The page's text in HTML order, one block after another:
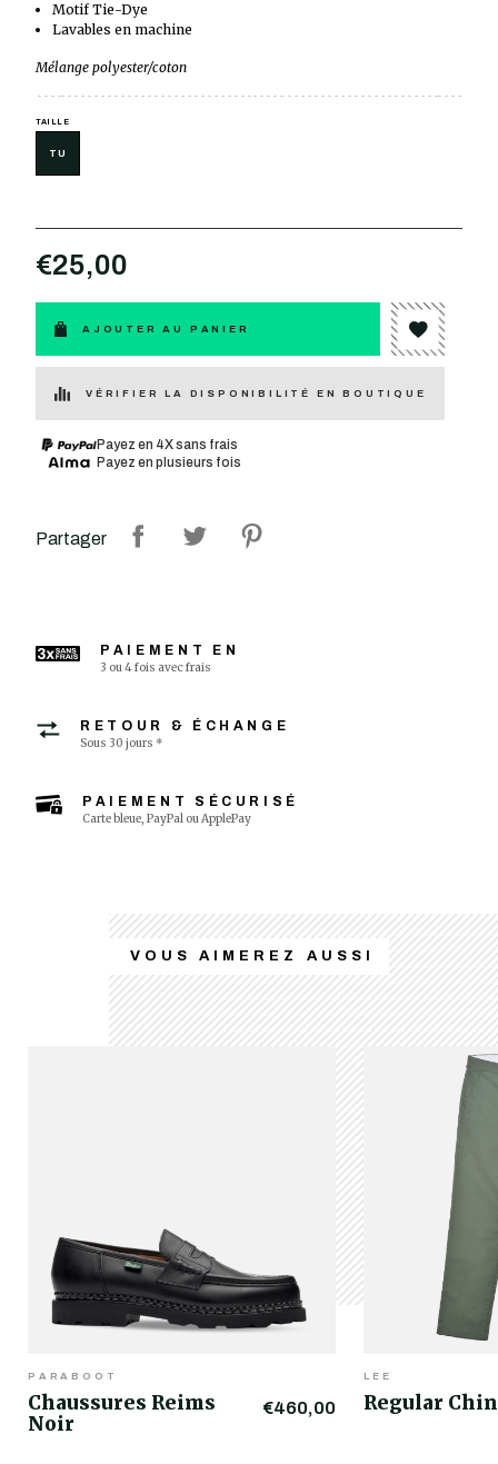
Motif Tie-Dye
Lavables en machine
Mélange polyester/coton
TAILLE
TU
€25,00
AJOUTER AU PANIER
VÉRIFIER LA DISPONIBILITÉ EN BOUTIQUE
Payez en 4X sans frais
Payez en plusieurs fois
Partager
PAIEMENT EN
3 ou 4 fois avec frais
RETOUR & ÉCHANGE
Sous 30 jours *
PAIEMENT SÉCURISÉ
Carte bleue, PayPal ou ApplePay
VOUS AIMEREZ AUSSI
PARABOOT
Chaussures Reims
Noir
€460,00
LEE
Regular